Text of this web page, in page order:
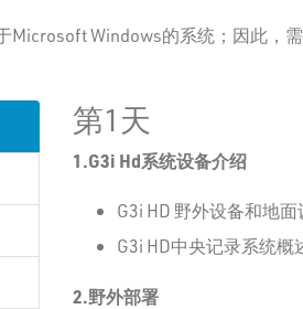
Microsoft Windows的系统；因此，需
第1天
1.G3i Hd系统设备介绍
G3i HD 野外设备和地
G3i HD中央记录系统概
2.野外部署